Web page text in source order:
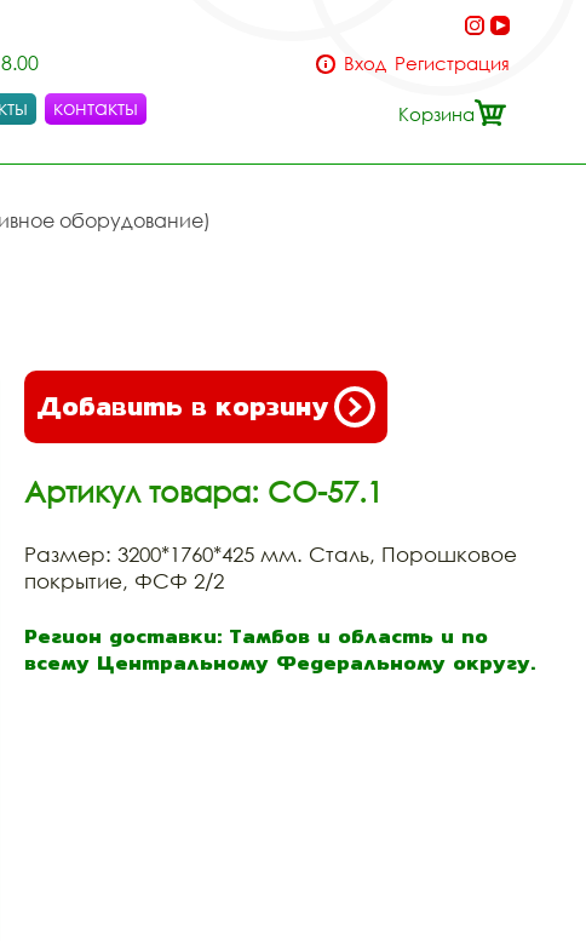
контакты
Вход Регистрация
Корзина
оборудование)
Добавить в корзину
Артикул товара: СО-57.1
Размер: 3200*1760*425 мм. Сталь, Порошковое
покрытие, ФСФ 2/2
Регион доставки: Тамбов и область и по
всему Центральному Федеральному округу.